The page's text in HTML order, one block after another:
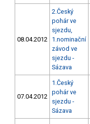
08.04.2012
2.Český
pohár ve
sjezdu,
1.nominační
závod ve
sjezdu -
Sázava
07.04.2012
1.Český
pohár ve
sjezdu -
Sázava